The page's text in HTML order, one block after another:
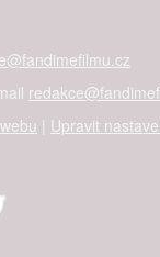
| Upravit